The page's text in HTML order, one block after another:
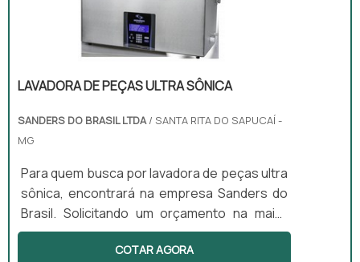
LAVADORA DE PEÇAS ULTRA SÔNICA
SANDERS DO BRASIL LTDA/ SANTA RITA DO SAPUCAÍ -
MG
Para quem busca por lavadora de peças ultra
sônica, encontrará na empresa Sanders do
Brasil. Solicitando um orçamento na maior
especialista do segmento e conhecendo a
maior referência de qualidade, a compra não
COTAR AGORA